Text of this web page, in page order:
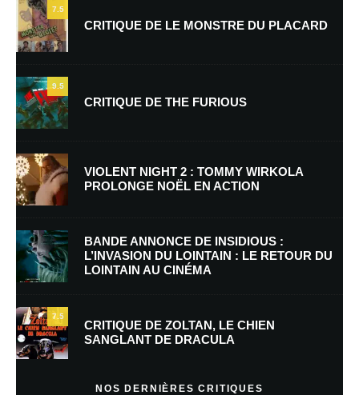
Nom*
E-mail *
Enregistrer mon nom, mon e-mail et mon site dans le navigateur pour
mon prochain commentaire.
Prévenez-moi de tous les nouveaux commentaires par e-mail.
Prévenez-moi de tous les nouveaux articles par e-mail.
7.5
CRITIQUE DE LE MONSTRE DU PLACARD
9.5
CRITIQUE DE THE FURIOUS
VIOLENT NIGHT 2 : TOMMY WIRKOLA
PROLONGE NOËL EN ACTION
BANDE ANNONCE DE INSIDIOUS :
L’INVASION DU LOINTAIN : LE RETOUR DU
LOINTAIN AU CINÉMA
7.5
CRITIQUE DE ZOLTAN, LE CHIEN
SANGLANT DE DRACULA
NOS DERNIÈRES CRITIQUES